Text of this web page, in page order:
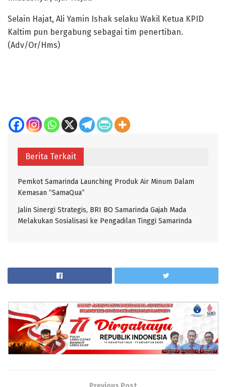
Selain Hajat, Ali Yamin Ishak selaku Wakil Ketua KPID
Kaltim pun bergabung sebagai tim penertiban.
(Adv/Or/Hms)
Berita Terkait
Pemkot Samarinda Launching Produk Air Minum Dalam
Kemasan “SamaQua”
Jalin Sinergi Strategis, BRI BO Samarinda Gajah Mada
Melakukan Sosialisasi ke Pengadilan Tinggi Samarinda